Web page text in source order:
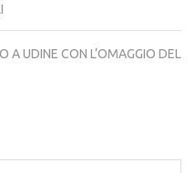
A UDINE CON L’OMAGGIO DEL